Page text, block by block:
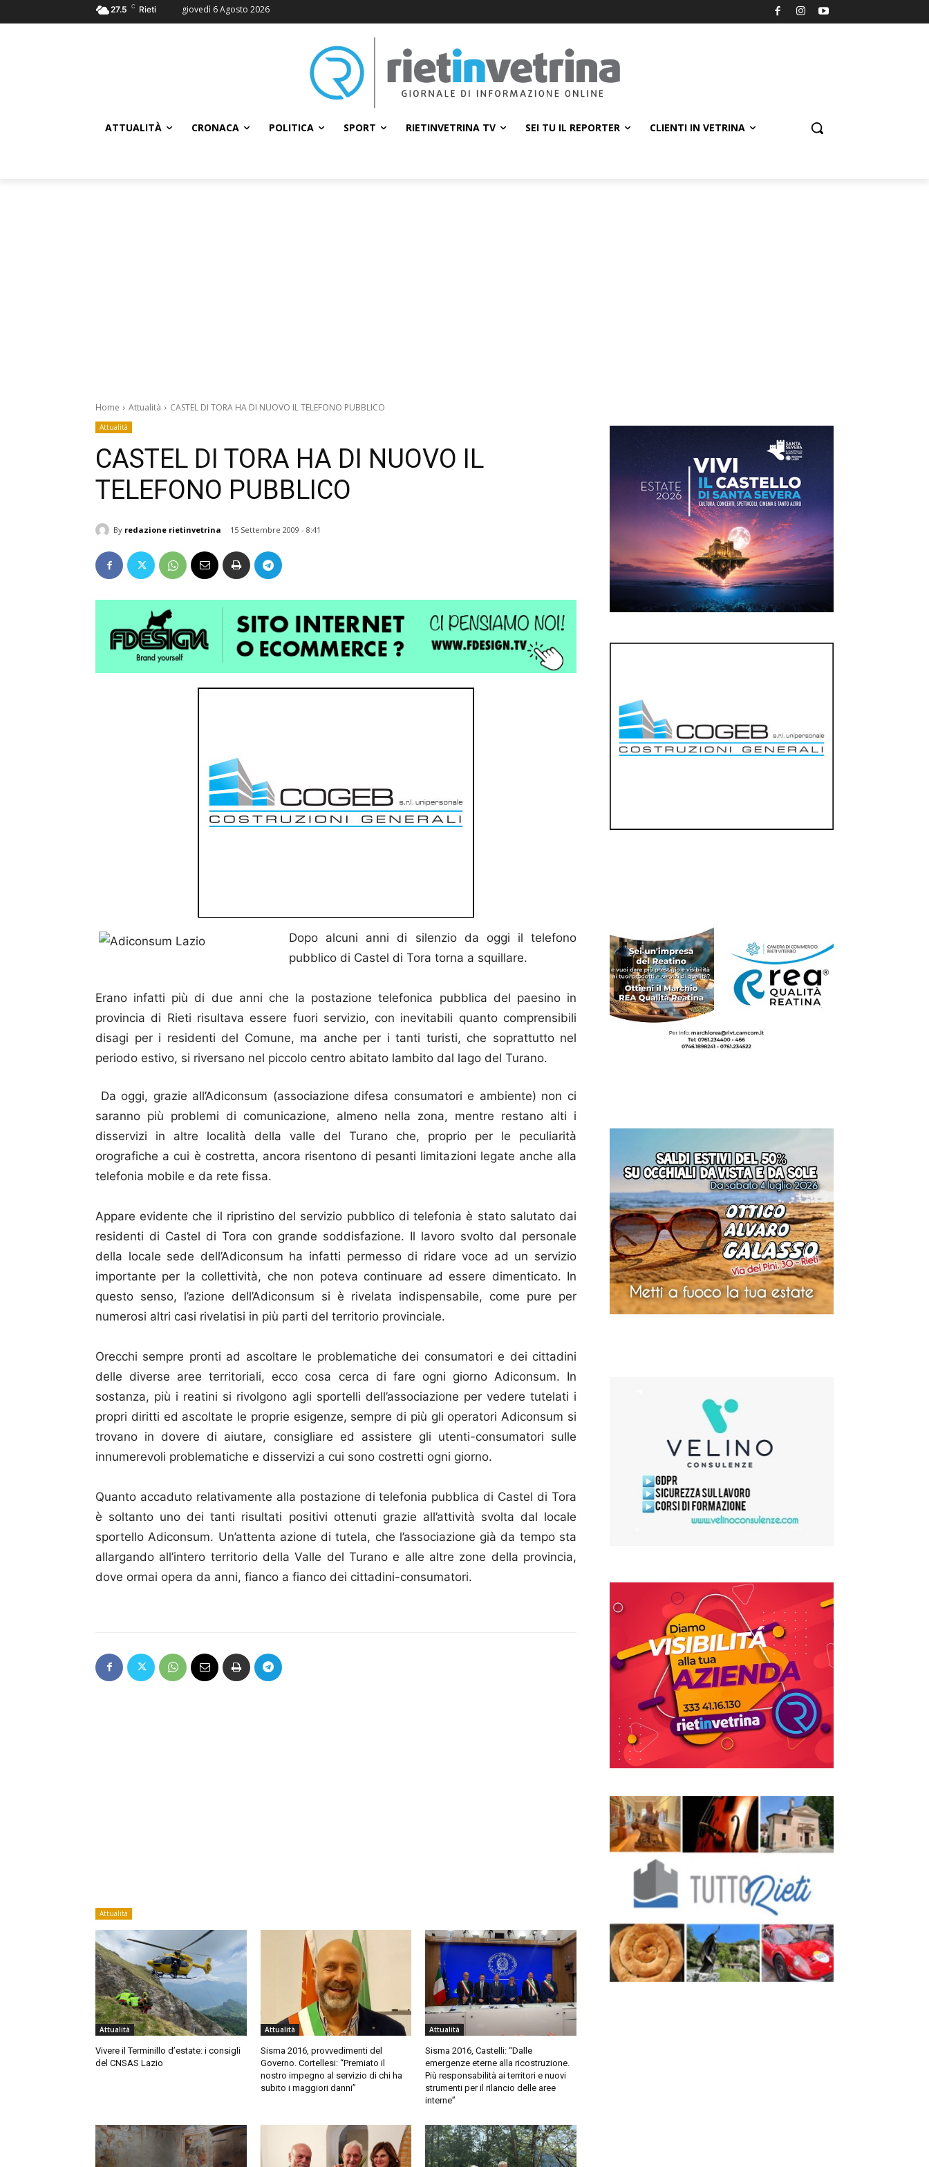
27.5 C Rieti giovedì 6 Agosto 2026
ATTUALITÀ CRONACA POLITICA SPORT RIETINVETRINA TV SEI TU IL REPORTER CLIENTI IN VETRINA
Home Attualità CASTEL DI TORA HA DI NUOVO IL TELEFONO PUBBLICO
Attualità
CASTEL DI TORA HA DI NUOVO IL
TELEFONO PUBBLICO
By redazione rietinvetrina 15 Settembre 2009 - 8:41
Dopo alcuni anni di silenzio da oggi il telefono
pubblico di Castel di Tora torna a squillare.
Erano infatti più di due anni che la postazione telefonica pubblica del paesino in
provincia di Rieti risultava essere fuori servizio, con inevitabili quanto comprensibili
disagi per i residenti del Comune, ma anche per i tanti turisti, che soprattutto nel
periodo estivo, si riversano nel piccolo centro abitato lambito dal lago del Turano.
Da oggi, grazie all’Adiconsum (associazione difesa consumatori e ambiente) non ci
saranno più problemi di comunicazione, almeno nella zona, mentre restano alti i
disservizi in altre località della valle del Turano che, proprio per le peculiarità
orografiche a cui è costretta, ancora risentono di pesanti limitazioni legate anche alla
telefonia mobile e da rete fissa.
Appare evidente che il ripristino del servizio pubblico di telefonia è stato salutato dai
residenti di Castel di Tora con grande soddisfazione. Il lavoro svolto dal personale
della locale sede dell’Adiconsum ha infatti permesso di ridare voce ad un servizio
importante per la collettività, che non poteva continuare ad essere dimenticato. In
questo senso, l’azione dell’Adiconsum si è rivelata indispensabile, come pure per
numerosi altri casi rivelatisi in più parti del territorio provinciale.
Orecchi sempre pronti ad ascoltare le problematiche dei consumatori e dei cittadini
delle diverse aree territoriali, ecco cosa cerca di fare ogni giorno Adiconsum. In
sostanza, più i reatini si rivolgono agli sportelli dell’associazione per vedere tutelati i
propri diritti ed ascoltate le proprie esigenze, sempre di più gli operatori Adiconsum si
trovano in dovere di aiutare, consigliare ed assistere gli utenti-consumatori sulle
innumerevoli problematiche e disservizi a cui sono costretti ogni giorno.
Quanto accaduto relativamente alla postazione di telefonia pubblica di Castel di Tora
è soltanto uno dei tanti risultati positivi ottenuti grazie all’attività svolta dal locale
sportello Adiconsum. Un’attenta azione di tutela, che l’associazione già da tempo sta
allargando all’intero territorio della Valle del Turano e alle altre zone della provincia,
dove ormai opera da anni, fianco a fianco dei cittadini-consumatori.
Attualità
Attualità
Vivere il Terminillo d’estate: i consigli
del CNSAS Lazio
Attualità
Sisma 2016, provvedimenti del
Governo. Cortellesi: “Premiato il
nostro impegno al servizio di chi ha
subito i maggiori danni”
Attualità
Sisma 2016, Castelli: “Dalle
emergenze eterne alla ricostruzione.
Più responsabilità ai territori e nuovi
strumenti per il rilancio delle aree
interne”